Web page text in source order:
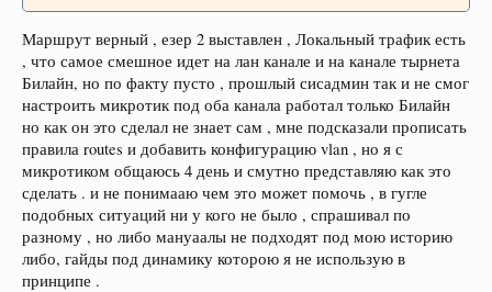
Маршрут верный , езер 2 выставлен , Локальный трафик есть
, что самое смешное идет на лан канале и на канале тырнета
Билайн, но по факту пусто , прошлый сисадмин так и не смог
настроить микротик под оба канала работал только Билайн
но как он это сделал не знает сам , мне подсказали прописать
правила routes и добавить конфигурацию vlan , но я с
микротиком общаюсь 4 день и смутно представляю как это
сделать . и не понимааю чем это может помочь , в гугле
подобных ситуаций ни у кого не было , спрашивал по
разному , но либо мануаалы не подходят под мою историю
либо, гайды под динамику которою я не использую в
принципе .